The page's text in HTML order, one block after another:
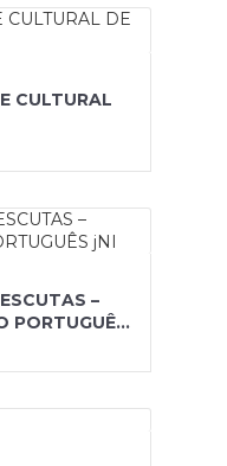
CULTURAL
–
PORTUGUÊS